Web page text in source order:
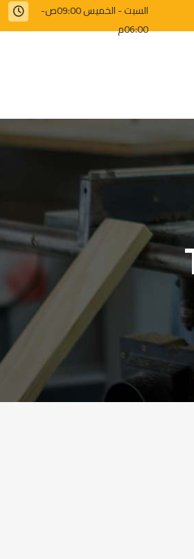
السبت - الخميس 09:00ص-
06:00م